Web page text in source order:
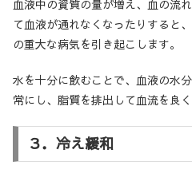
血液中の資質の量が増え、血の流
て血液が通れなくなったりすると
の重大な病気を引き起こします。
水を十分に飲むことで、血液の水
常にし、脂質を排出して血流を良く
３．冷え緩和